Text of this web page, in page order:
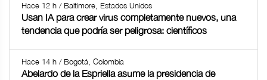
Hace 12 h / Baltimore, Estados Unidos
Usan IA para crear virus completamente nuevos, una
tendencia que podría ser peligrosa: científicos
Hace 14 h / Bogotá, Colombia
Abelardo de la Espriella asume la presidencia de